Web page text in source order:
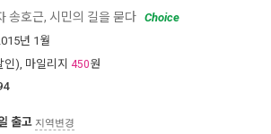
송호근, 시민의 길을 묻다
Choice
년 1월
인), 마일리지 450원
출고 지역변경